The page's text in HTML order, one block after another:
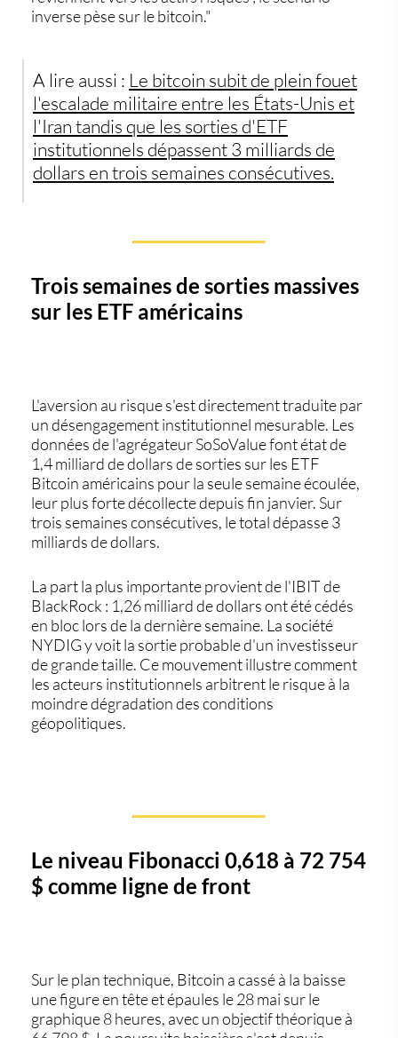
inverse pèse sur le bitcoin."
A lire aussi : Le bitcoin subit de plein fouet
l'escalade militaire entre les États-Unis et
l'Iran tandis que les sorties d'ETF
institutionnels dépassent 3 milliards de
dollars en trois semaines consécutives.
Trois semaines de sorties massives
sur les ETF américains
L'aversion au risque s'est directement traduite par
un désengagement institutionnel mesurable. Les
données de l'agrégateur SoSoValue font état de
1,4 milliard de dollars de sorties sur les ETF
Bitcoin américains pour la seule semaine écoulée,
leur plus forte décollecte depuis fin janvier. Sur
trois semaines consécutives, le total dépasse 3
milliards de dollars.
La part la plus importante provient de l'IBIT de
BlackRock : 1,26 milliard de dollars ont été cédés
en bloc lors de la dernière semaine. La société
NYDIG y voit la sortie probable d'un investisseur
de grande taille. Ce mouvement illustre comment
les acteurs institutionnels arbitrent le risque à la
moindre dégradation des conditions
géopolitiques.
Le niveau Fibonacci 0,618 à 72 754
$ comme ligne de front
Sur le plan technique, Bitcoin a cassé à la baisse
une figure en tête et épaules le 28 mai sur le
graphique 8 heures, avec un objectif théorique à